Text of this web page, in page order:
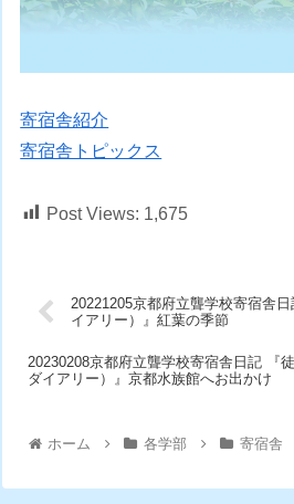
寄宿舎紹介
寄宿舎トピックス
Post Views: 1,675
20221205京都府立聾学校寄宿舎
イアリー）』紅葉の季節
20230208京都府立聾学校寄宿舎日記 『
ダイアリー）』京都水族館へお出かけ
ホーム 各学部 寄宿舎